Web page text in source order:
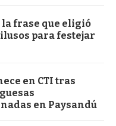
frase que eligió
para festejar
en CTI tras
en Paysandú